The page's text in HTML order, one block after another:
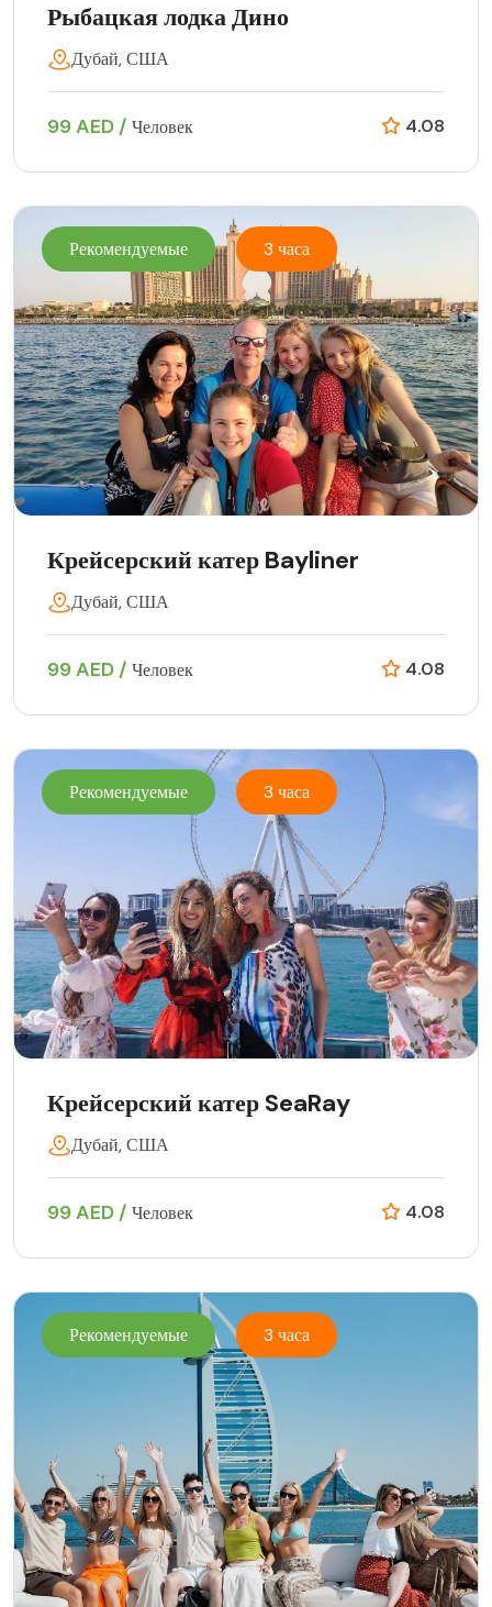
Рыбацкая лодка Дино
Дубай, США
99 AED / Человек 4.08
Рекомендуемые 3 часа
Крейсерский катер Bayliner
Дубай, США
99 AED / Человек 4.08
Рекомендуемые 3 часа
Крейсерский катер SeaRay
Дубай, США
99 AED / Человек 4.08
Рекомендуемые 3 часа